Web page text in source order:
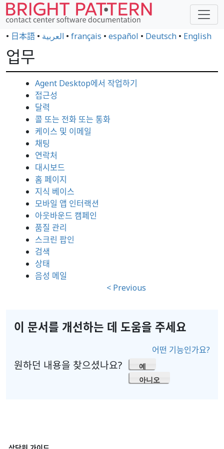
• 日本語 • العربية • français • español • Deutsch • English
업무
Agent Desktop에서 작업하기
접근성
달력
콜 또는 전화 또는 통화
케이스 및 이메일
채팅
연락처
대시보드
홈 페이지
지식 베이스
모바일 앱 인터랙션
아웃바운드 캠페인
품질 관리
스크린 팝인
검색
상태
음성 메일
< Previous
이 문서를 개선하는 데 도움을 주세요
어떤 기능인가요?
원하던 내용을 찾으셨나요?
예
아니오